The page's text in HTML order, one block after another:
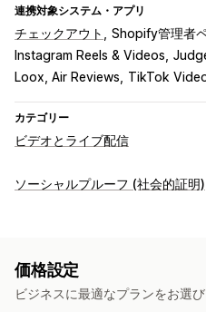
連携対象システム・アプリ
チェックアウト Shopify管理者
Instagram Reels & Videos
Loox, Air Reviews
TikTok
カテゴリー
ビデオとライブ配信
動画管理
カスタマイズ
動画のインポート
動画プレイヤ
ソーシャルプルーフ (社会的証明)
表示オプション
価格設定
ビジネスに最適なプランをお選び